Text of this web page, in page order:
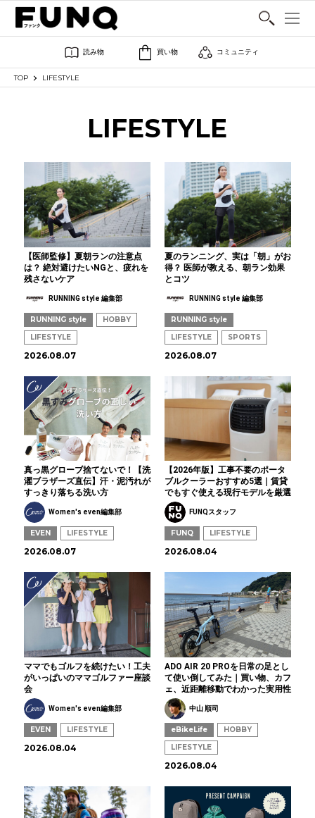
SHARE
読み物 買い物 コミュニティ
TOP LIFESTYLE
LIFESTYLE
【医師監修】夏朝ランの注意点
は？ 絶対避けたいNGと、疲れを
残さないケア
RUNNING style 編集部
RUNNING style
HOBBY
LIFESTYLE
2026.08.07
夏のランニング、実は「朝」がお
得？ 医師が教える、朝ラン効果
とコツ
RUNNING style 編集部
RUNNING style
LIFESTYLE
SPORTS
2026.08.07
真っ黒グローブ捨てないで！【洗
濯ブラザーズ直伝】汗・泥汚れが
すっきり落ちる洗い方
Women's even編集部
EVEN LIFESTYLE
2026.08.07
【2026年版】工事不要のポータ
ブルクーラーおすすめ5選｜賃貸
でもすぐ使える現行モデルを厳選
FUNQスタッフ
FUNQ LIFESTYLE
2026.08.04
ママでもゴルフを続けたい！工夫
がいっぱいのママゴルファー座談
会
Women's even編集部
EVEN LIFESTYLE
2026.08.04
ADO AIR 20 PROを日常の足とし
て使い倒してみた｜買い物、カフ
ェ、近距離移動でわかった実用性
中山 順司
eBikeLife
HOBBY
LIFESTYLE
2026.08.04